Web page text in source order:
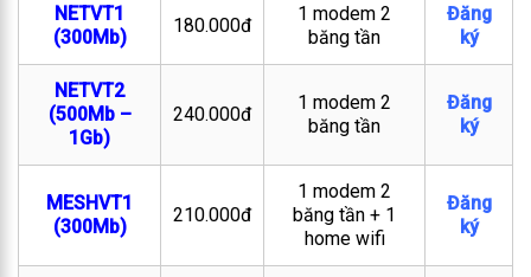
NETVT1
(300Mb)
180.000đ
1 modem 2
băng tần
Đăng
ký
NETVT2
(500Mb –
1Gb)
240.000đ
1 modem 2
băng tần
Đăng
ký
MESHVT1
(300Mb)
210.000đ
1 modem 2
băng tần + 1
home wifi
Đăng
ký